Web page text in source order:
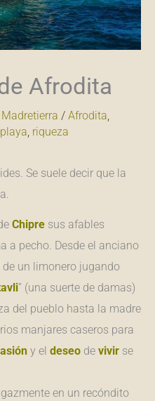
Afrodita
/ Afrodita,
playa, riqueza
Se suele decir que la
Chipre sus afables
a pecho. Desde el anciano
un limonero jugando
” (una suerte de damas)
del pueblo hasta la madre
manjares caseros para
y el deseo de vivir se
en un recóndito